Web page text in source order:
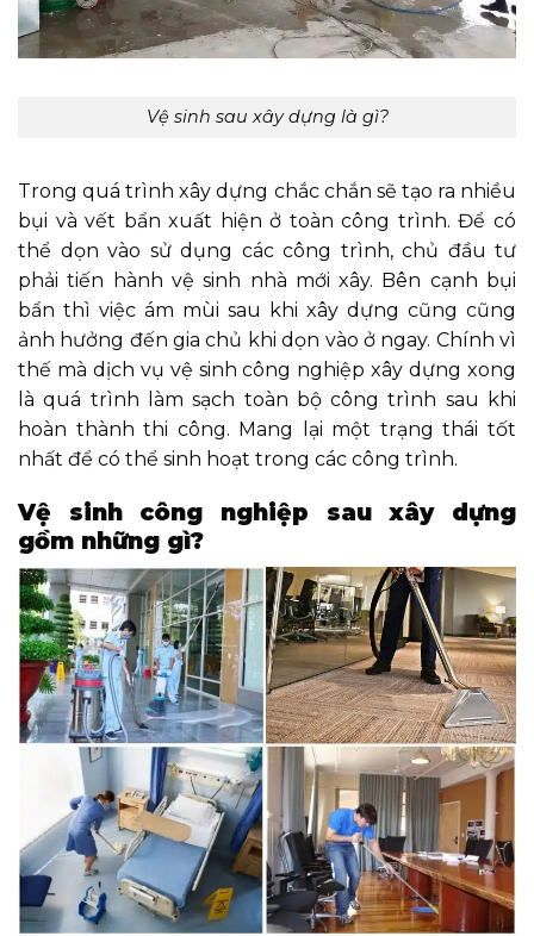
Vệ sinh sau xây dựng là gì?
Trong quá trình xây dựng chắc chắn sẽ tạo ra nhiều
bụi và vết bẩn xuất hiện ở toàn công trình. Để có
thể dọn vào sử dụng các công trình, chủ đầu tư
phải tiến hành vệ sinh nhà mới xây. Bên cạnh bụi
bẩn thì việc ám mùi sau khi xây dựng cũng cũng
ảnh hưởng đến gia chủ khi dọn vào ở ngay. Chính vì
thế mà dịch vụ vệ sinh công nghiệp xây dựng xong
là quá trình làm sạch toàn bộ công trình sau khi
hoàn thành thi công. Mang lại một trạng thái tốt
nhất để có thể sinh hoạt trong các công trình.
Vệ sinh công nghiệp sau xây dựng
gồm những gì?